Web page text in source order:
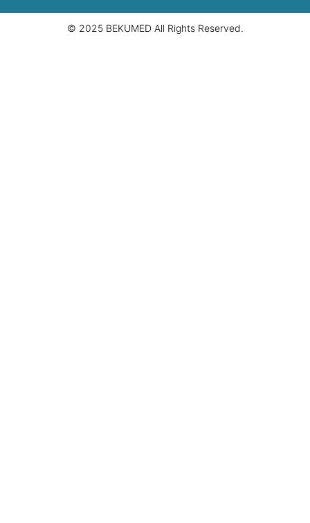
© 2025 BEKUMED All Rights Reserved.